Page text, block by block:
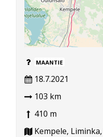
MAANTIE
18.7.2021
103 km
410 m
Kempele,